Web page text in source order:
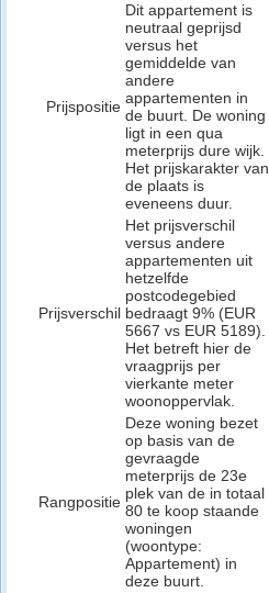
Prijspositie
Dit appartement is
neutraal geprijsd
versus het
gemiddelde van
andere
appartementen in
de buurt. De woning
ligt in een qua
meterprijs dure wijk.
Het prijskarakter van
de plaats is
eveneens duur.
Prijsverschil
Het prijsverschil
versus andere
appartementen uit
hetzelfde
postcodegebied
bedraagt 9% (EUR
5667 vs EUR 5189).
Het betreft hier de
vraagprijs per
vierkante meter
woonoppervlak.
Rangpositie
Deze woning bezet
op basis van de
gevraagde
meterprijs de 23e
plek van de in totaal
80 te koop staande
woningen
(woontype:
Appartement) in
deze buurt.